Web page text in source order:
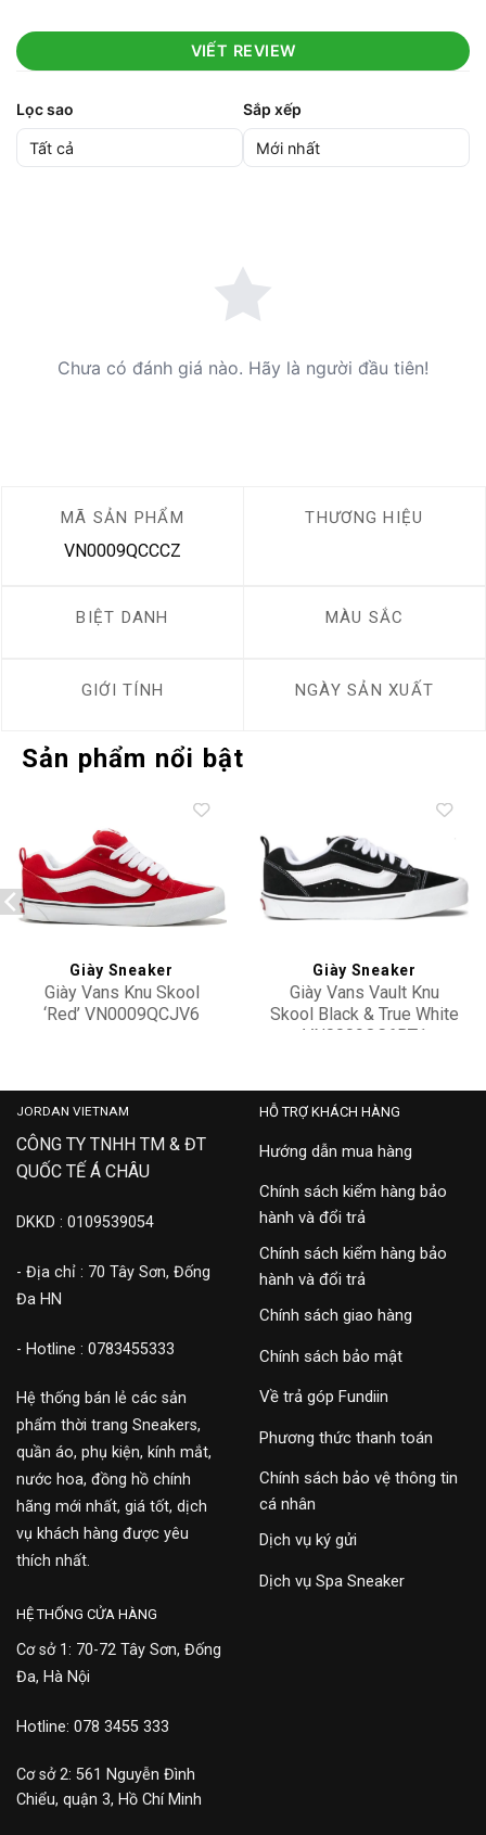
VIẾT REVIEW
Lọc sao Sắp xếp
Chưa có đánh giá nào. Hãy là người đầu tiên!
MÃ SẢN PHẨM
VN0009QCCCZ
THƯƠNG HIỆU
BIỆT DANH MÀU SẮC
GIỚI TÍNH NGÀY SẢN XUẤT
Sản phẩm nổi bật
Add to
wishlist
Giày Sneaker
Giày Vans Knu Skool
‘Red’ VN0009QCJV6
Add to
wishlist
Giày Sneaker
Giày Vans Vault Knu
Skool Black & True White
VN0009QC6BT1
JORDAN VIETNAM
CÔNG TY TNHH TM & ĐT
QUỐC TẾ Á CHÂU
DKKD : 0109539054
- Địa chỉ : 70 Tây Sơn, Đống
Đa HN
- Hotline : 0783455333
Hệ thống bán lẻ các sản
phẩm thời trang Sneakers,
quần áo, phụ kiện, kính mắt,
nước hoa, đồng hồ chính
hãng mới nhất, giá tốt, dịch
vụ khách hàng được yêu
thích nhất.
HỖ TRỢ KHÁCH HÀNG
Hướng dẫn mua hàng
Chính sách kiểm hàng bảo
hành và đổi trả
Chính sách kiểm hàng bảo
hành và đổi trả
Chính sách giao hàng
Chính sách bảo mật
Về trả góp Fundiin
Phương thức thanh toán
Chính sách bảo vệ thông tin
cá nhân
Dịch vụ ký gửi
Dịch vụ Spa Sneaker
HỆ THỐNG CỬA HÀNG
Cơ sở 1: 70-72 Tây Sơn, Đống
Đa, Hà Nội
Hotline: 078 3455 333
Cơ sở 2: 561 Nguyễn Đình
Chiểu, quận 3, Hồ Chí Minh